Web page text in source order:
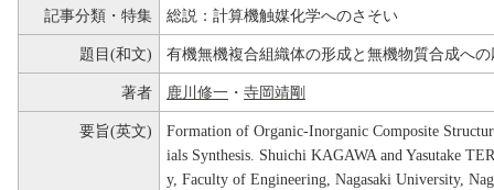
記事分類・特集 総説：計算機触媒化学へのさそい
題目(和文) 有機無機複合組織体の形成と無機物質合成への
著者 鹿川修一 ・ 寺岡靖剛
要旨(英文)
Formation of Organic-Inorganic Composite
ials Synthesis. Shuichi KAGAWA and Yasutake
y, Faculty of Engineering, Nagasaki University,